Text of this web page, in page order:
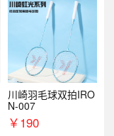
川崎羽毛球双拍IRO
N-007
￥190